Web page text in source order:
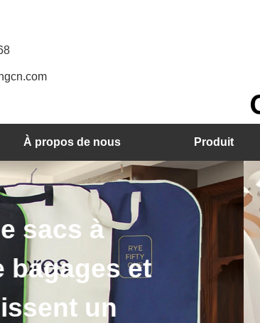
À propos de nous Produit
produisons des
cintres en